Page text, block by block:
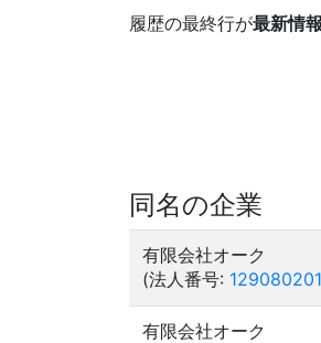
履歴の最終行が最新情
同名の企業
有限会社オーク
(法人番号:
有限会社オーク